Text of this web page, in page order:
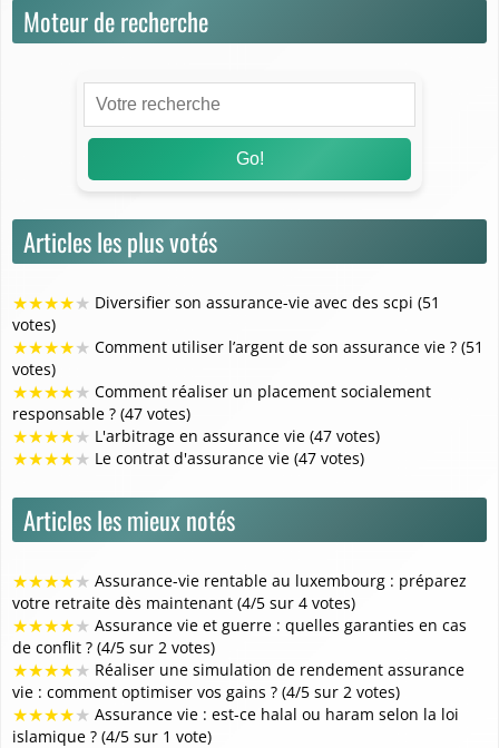
Moteur de recherche
Go!
Articles les plus votés
★★★★★ Diversifier son assurance-vie avec des scpi (51
votes)
★★★★★ Comment utiliser l’argent de son assurance vie ? (51
votes)
★★★★★ Comment réaliser un placement socialement
responsable ? (47 votes)
★★★★★ L'arbitrage en assurance vie (47 votes)
★★★★★ Le contrat d'assurance vie (47 votes)
Articles les mieux notés
★★★★★ Assurance-vie rentable au luxembourg : préparez
votre retraite dès maintenant (4/5 sur 4 votes)
★★★★★ Assurance vie et guerre : quelles garanties en cas
de conflit ? (4/5 sur 2 votes)
★★★★★ Réaliser une simulation de rendement assurance
vie : comment optimiser vos gains ? (4/5 sur 2 votes)
★★★★★ Assurance vie : est-ce halal ou haram selon la loi
islamique ? (4/5 sur 1 vote)